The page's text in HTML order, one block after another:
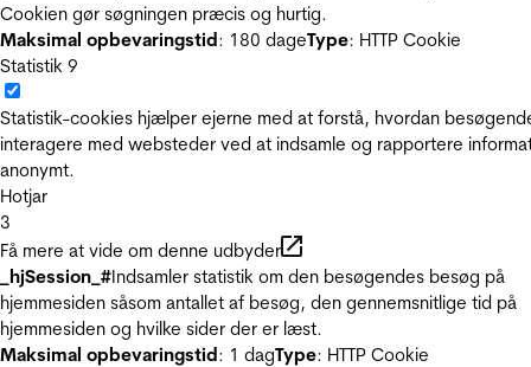
Cookien gør søgningen præcis og hurtig.
Maksimal opbevaringstid: 180 dageType: HTTP Cookie
Statistik 9
Statistik-cookies hjælper ejerne med at forstå, hvordan
interagere med websteder ved at indsamle og rapportere
anonymt.
Hotjar
3
Få mere at vide om denne udbyder
_hjSession_#Indsamler statistik om den besøgendes besøg på
hjemmesiden såsom antallet af besøg, den gennemsnitlige tid på
hjemmesiden og hvilke sider der er læst.
Maksimal opbevaringstid: 1 dagType: HTTP Cookie